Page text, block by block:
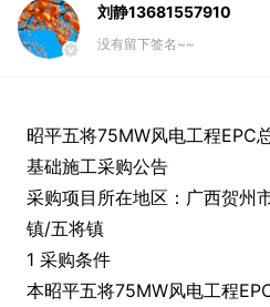
刘静13681557910
没有留下签名~~
昭平五将75MW风电工程EPC
基础施工采购公告
采购项目所在地区：广西贺州
镇/五将镇
1 采购条件
本昭平五将75MW风电工程